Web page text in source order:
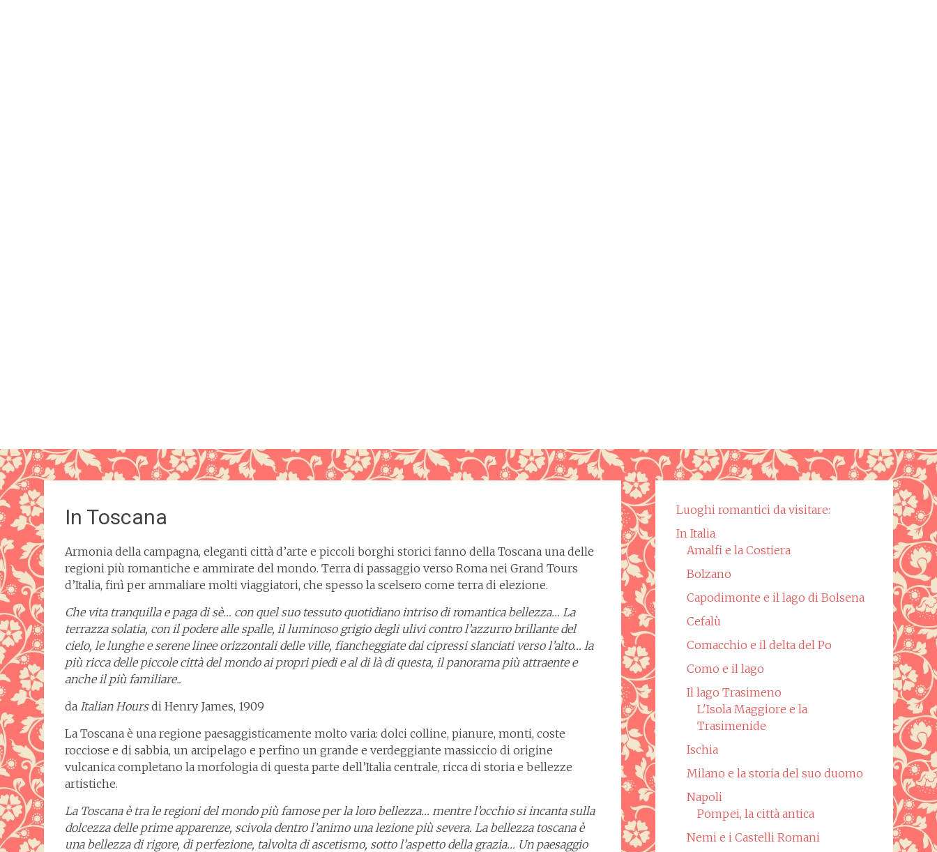
In Toscana
Armonia della campagna, eleganti città d’arte e piccoli borghi storici fanno della Toscana una delle
regioni più romantiche e ammirate del mondo. Terra di passaggio verso Roma nei Grand Tours
d’Italia, finì per ammaliare molti viaggiatori, che spesso la scelsero come terra di elezione.
Che vita tranquilla e paga di sè… con quel suo tessuto quotidiano intriso di romantica bellezza… La
terrazza solatia, con il podere alle spalle, il luminoso grigio degli ulivi contro l’azzurro brillante del
cielo, le lunghe e serene linee orizzontali delle ville, fiancheggiate dai cipressi slanciati verso l’alto… la
più ricca delle piccole città del mondo ai propri piedi e al di là di questa, il panorama più attraente e
anche il più familiare..
da Italian Hoursdi Henry James, 1909
La Toscana è una regione paesaggisticamente molto varia: dolci colline, pianure, monti, coste
rocciose e di sabbia, un arcipelago e perfino un grande e verdeggiante massiccio di origine
vulcanica completano la morfologia di questa parte dell’Italia centrale, ricca di storia e bellezze
artistiche.
La Toscana è tra le regioni del mondo più famose per la loro bellezza… mentre l’occhio si incanta sulla
dolcezza delle prime apparenze, scivola dentro l’animo una lezione più severa. La bellezza toscana è
una bellezza di rigore, di perfezione, talvolta di ascetismo, sotto l’aspetto della grazia… Un paesaggio
Luoghi romantici da visitare:
In Italia
Amalfi e la Costiera
Bolzano
Capodimonte e il lago di Bolsena
Cefalù
Comacchio e il delta del Po
Como e il lago
Il lago Trasimeno
L'Isola Maggiore e la
Trasimenide
Ischia
Milano e la storia del suo duomo
Napoli
Pompei, la città antica
Nemi e i Castelli Romani